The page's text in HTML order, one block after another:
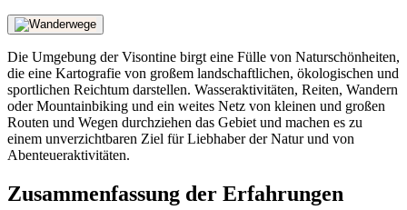
Die Umgebung der Visontine birgt eine Fülle von Naturschönheiten,
die eine Kartografie von großem landschaftlichen, ökologischen und
sportlichen Reichtum darstellen. Wasseraktivitäten, Reiten, Wandern
oder Mountainbiking und ein weites Netz von kleinen und großen
Routen und Wegen durchziehen das Gebiet und machen es zu
einem unverzichtbaren Ziel für Liebhaber der Natur und von
Abenteueraktivitäten.
Zusammenfassung der Erfahrungen